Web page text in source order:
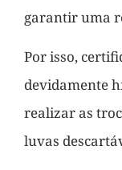
garantir uma
Por isso,
devidamente
realizar as
luvas